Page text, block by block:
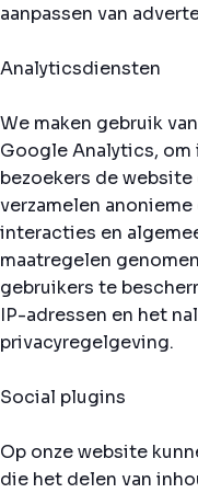
aanpassen van
Analyticsdiensten
We maken gebruik
Google Analytics,
bezoekers de
verzamelen
interacties en
maatregelen
gebruikers te
IP-adressen en het
privacyregelgeving.
Social plugins
Op onze website
die het delen van